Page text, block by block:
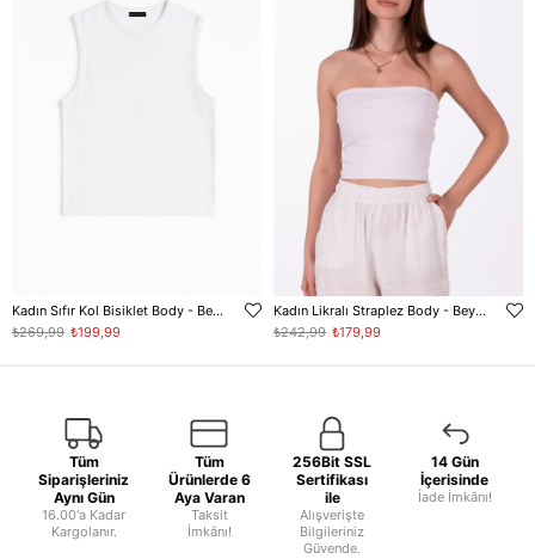
Kadın Sıfır Kol Bisiklet Body - Beyaz
₺199,99
₺269,99
Kadın Likralı Straplez Body - Beyaz
₺179,99
₺242,99
Tüm
Siparişleriniz
Aynı Gün
16.00'a Kadar
Kargolanır.
Tüm
Ürünlerde 6
Aya Varan
Taksit
İmkânı!
256Bit SSL
Sertifikası
ile
Alışverişte
Bilgileriniz
Güvende.
14 Gün
İçerisinde
İade İmkânı!